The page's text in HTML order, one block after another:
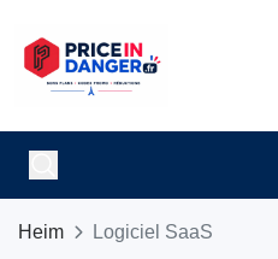
Heim Logiciel SaaS